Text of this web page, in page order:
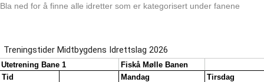
Bla ned for å finne alle idretter som er kategorisert under fanene